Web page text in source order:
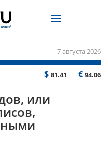
7 августа 2026
$ 81.41 € 94.06
или